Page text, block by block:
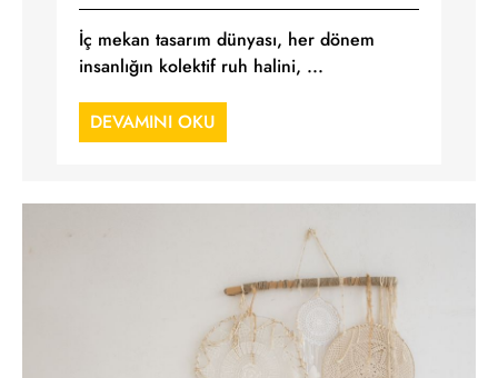
İç mekan tasarım dünyası, her dönem
insanlığın kolektif ruh halini, ...
DEVAMINI OKU